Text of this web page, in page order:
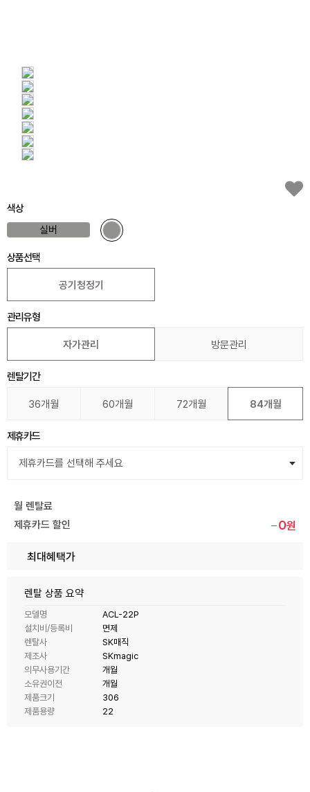
색상
실버
상품선택
공기청정기
관리유형
자가관리 방문관리
렌탈기간
36개월 60개월 72개월 84개월
제휴카드
월 렌탈료
제휴카드 할인
0원
최대혜택가
렌탈 상품 요약
모델명
ACL-22P
설치비/등록비
면제
렌탈사
SK매직
제조사
SKmagic
의무사용기간
개월
소유권이전
개월
제품크기
306
제품용량
22